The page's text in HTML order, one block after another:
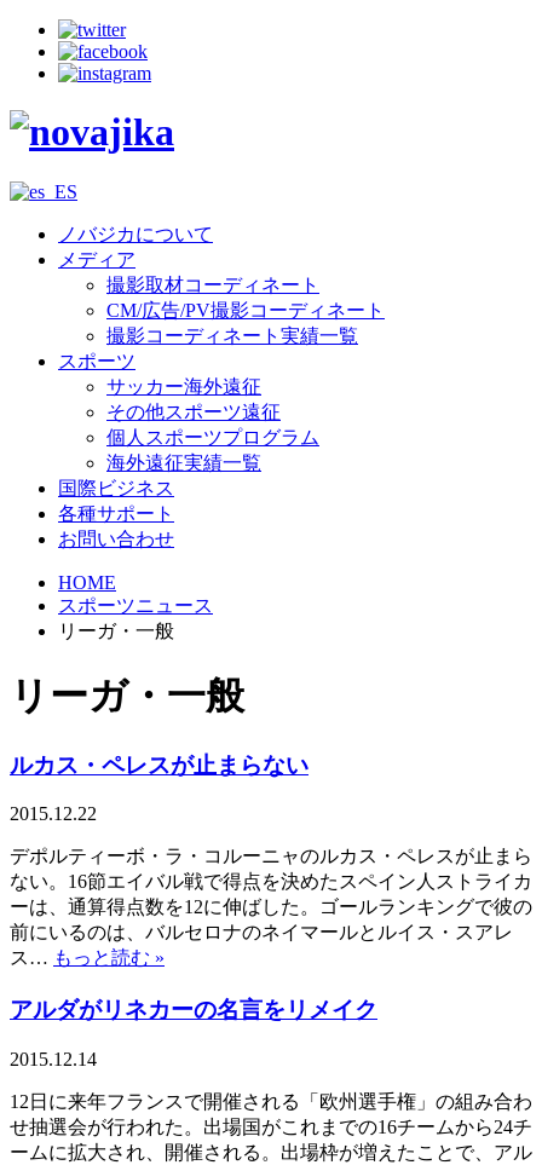
ノバジカについて
メディア
撮影取材コーディネート
CM/広告/PV撮影コーディネート
撮影コーディネート実績一覧
スポーツ
サッカー海外遠征
その他スポーツ遠征
個人スポーツプログラム
海外遠征実績一覧
国際ビジネス
各種サポート
お問い合わせ
HOME
スポーツニュース
リーガ・一般
リーガ・一般
ルカス・ペレスが止まらない
2015.12.22
デポルティーボ・ラ・コルーニャのルカス・ペレスが止まら
ない。16節エイバル戦で得点を決めたスペイン人ストライカ
ーは、通算得点数を12に伸ばした。ゴールランキングで彼の
前にいるのは、バルセロナのネイマールとルイス・スアレ
ス… もっと読む »
アルダがリネカーの名言をリメイク
2015.12.14
12日に来年フランスで開催される「欧州選手権」の組み合わ
せ抽選会が行われた。出場国がこれまでの16チームから24チ
ームに拡大され、開催される。出場枠が増えたことで、アル